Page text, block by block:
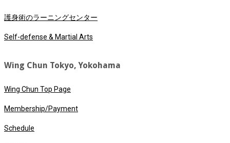
護身術のラーニングセンター
Self-defense & Martial Arts
Wing Chun Tokyo, Yokohama
Wing Chun Top Page
Membership/Payment
Schedule